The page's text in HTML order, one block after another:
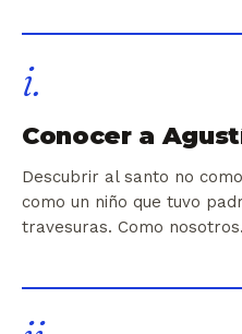
i.
Conocer a
Descubrir al santo no
como un niño que tuvo
travesuras. Como nosotros.